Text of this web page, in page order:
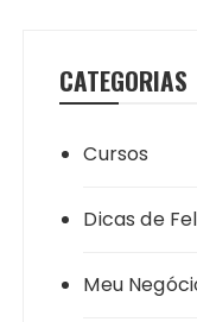
CATEGORIAS
Cursos
Dicas de
Meu